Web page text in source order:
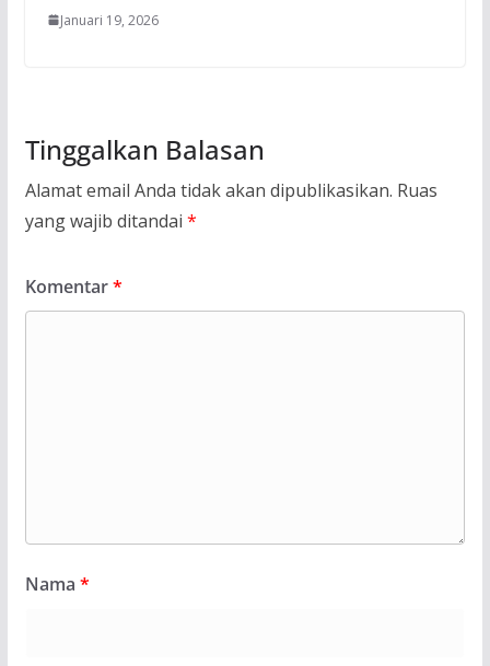
Januari 19, 2026
Tinggalkan Balasan
Alamat email Anda tidak akan dipublikasikan. Ruas
yang wajib ditandai *
Komentar*
Nama *